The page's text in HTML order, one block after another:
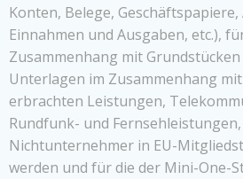
Konten, Belege,
Einnahmen und Ausgaben, etc.),
Zusammenhang mit
Unterlagen im Zusammenhang
erbrachten Leistungen,
Rundfunk- und
Nichtunternehmer in EU-
werden und für die der Mini-One-